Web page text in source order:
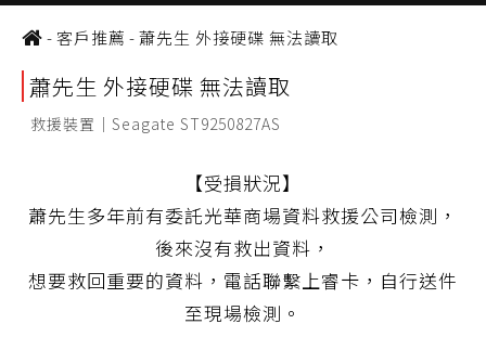
-客戶推薦 -蕭先生 外接硬碟 無法讀取
蕭先生 外接硬碟 無法讀取
救援裝置｜Seagate ST9250827AS
【受損狀況】
蕭先生多年前有委託光華商場資料救援公司檢測，
後來沒有救出資料，
想要救回重要的資料，電話聯繫上睿卡，自行送件
至現場檢測。